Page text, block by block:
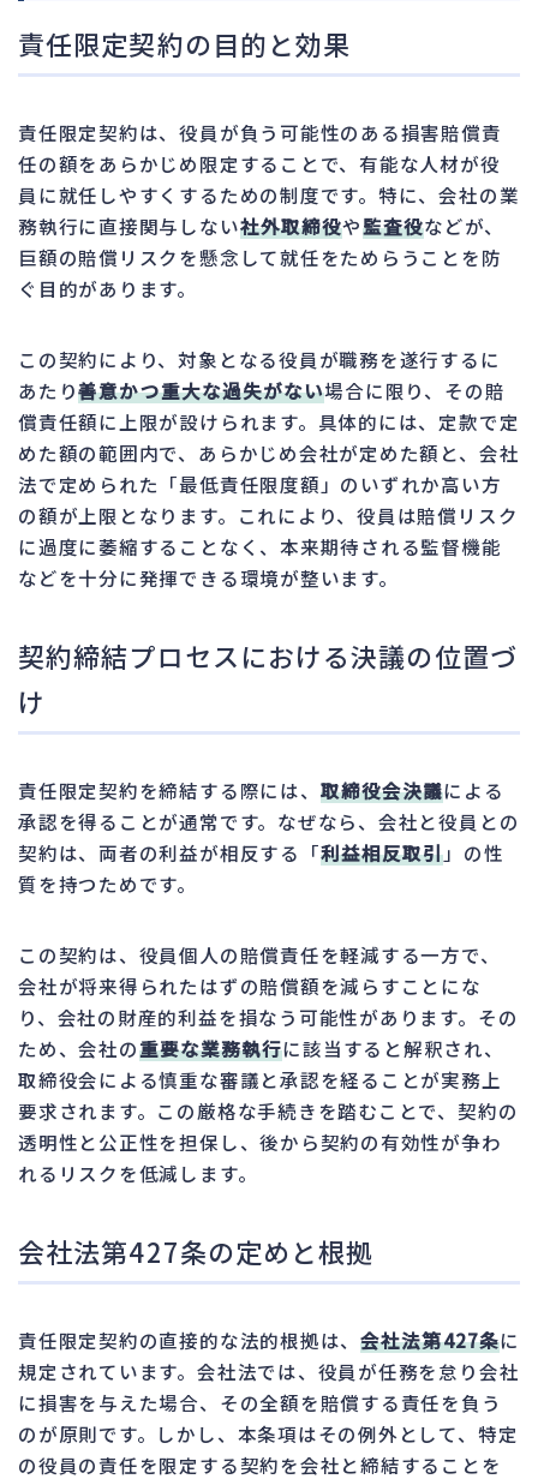
責任限定契約の目的と効果
責任限定契約は、役員が負う可能性のある損害賠償責
任の額をあらかじめ限定することで、有能な人材が役
員に就任しやすくするための制度です。特に、会社の業
務執行に直接関与しない社外取締役や監査役などが、
巨額の賠償リスクを懸念して就任をためらうことを防
ぐ目的があります。
この契約により、対象となる役員が職務を遂行するに
あたり善意かつ重大な過失がない場合に限り、その賠
償責任額に上限が設けられます。具体的には、定款で定
めた額の範囲内で、あらかじめ会社が定めた額と、会社
法で定められた「最低責任限度額」のいずれか高い方
の額が上限となります。これにより、役員は賠償リスク
に過度に萎縮することなく、本来期待される監督機能
などを十分に発揮できる環境が整います。
契約締結プロセスにおける決議の位置づ
け
責任限定契約を締結する際には、 取締役会決議による
承認を得ることが通常です。なぜなら、会社と役員との
契約は、両者の利益が相反する「利益相反取引」の性
質を持つためです。
この契約は、役員個人の賠償責任を軽減する一方で、
会社が将来得られたはずの賠償額を減らすことにな
り、会社の財産的利益を損なう可能性があります。その
ため、会社の重要な業務執行に該当すると解釈され、
取締役会による慎重な審議と承認を経ることが実務上
要求されます。この厳格な手続きを踏むことで、契約の
透明性と公正性を担保し、後から契約の有効性が争わ
れるリスクを低減します。
会社法第427条の定めと根拠
責任限定契約の直接的な法的根拠は、会社法第427条に
規定されています。会社法では、役員が任務を怠り会社
に損害を与えた場合、その全額を賠償する責任を負う
のが原則です。しかし、本条項はその例外として、特定
の役員の責任を限定する契約を会社と締結することを